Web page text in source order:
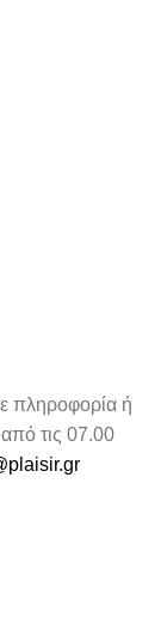
πληροφορία ή
τις 07.00